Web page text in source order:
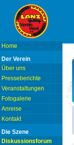
Home
Der Verein
Über uns
Presseberichte
Veranstaltungen
Fotogalerie
Anreise
Kontakt
Die Szene
Diskussionsforum